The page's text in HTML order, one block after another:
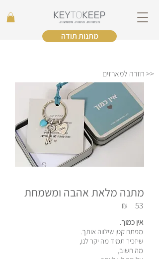
מתנות תודה
<< חזרה למארזים
מתנה מלאת אהבה ומשמחת
53
₪
אין כמוך.
מפתח קטן שילווה אותך.
שיזכיר תמיד מה יקר לנו,
מה חשוב,